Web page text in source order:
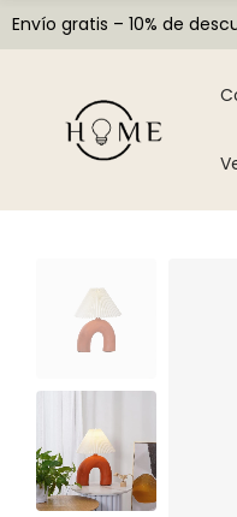
Envío gratis – 10% de